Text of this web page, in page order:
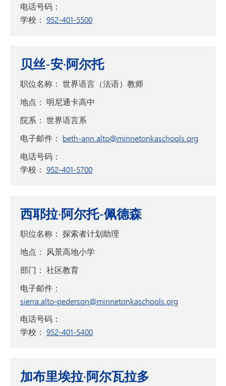
电话号码：
学校： 952-401-5500
贝丝-安·阿尔托
职位名称： 世界语言（法语）教师
地点： 明尼通卡高中
院系： 世界语言系
电子邮件： beth-ann.alto@minnetonkaschools.org
电话号码：
学校： 952-401-5700
西耶拉·阿尔托-佩德森
职位名称： 探索者计划助理
地点： 风景高地小学
部门： 社区教育
电子邮件：
sierra.alto-pederson@minnetonkaschools.org
电话号码：
学校： 952-401-5400
加布里埃拉·阿尔瓦拉多